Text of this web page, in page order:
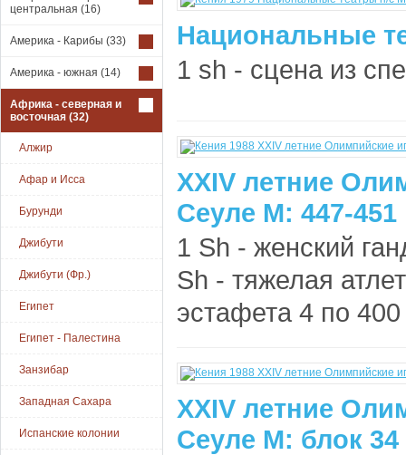
центральная (16)
Америка - Карибы (33)
Америка - южная (14)
Африка - северная и
восточная (32)
Алжир
Афар и Исса
Бурунди
Джибути
Джибути (Фр.)
Египет
Египет - Палестина
Занзибар
Западная Сахара
Испанские колонии
Национальные
1 sh - сцена из
XXIV летние
Сеуле М: 447-451
1 Sh - женский
Sh - тяжелая
эстафета 4 по
XXIV летние
Сеуле М: блок 34